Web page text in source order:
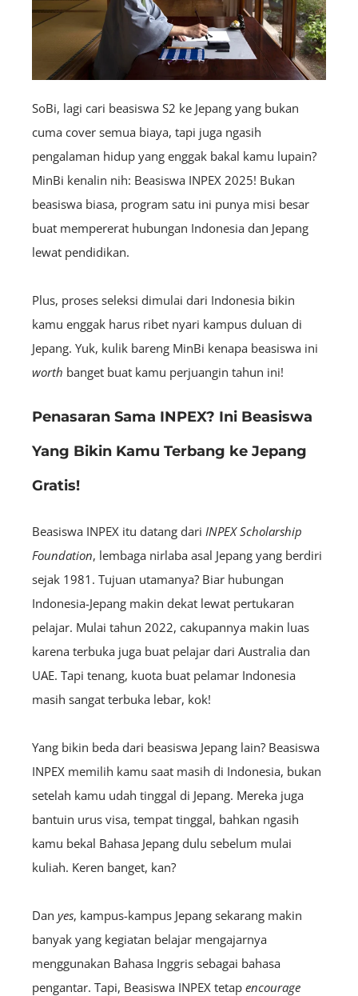
SoBi, lagi cari beasiswa S2 ke Jepang yang bukan
cuma cover semua biaya, tapi juga ngasih
pengalaman hidup yang enggak bakal kamu lupain?
MinBi kenalin nih: Beasiswa INPEX 2025! Bukan
beasiswa biasa, program satu ini punya misi besar
buat mempererat hubungan Indonesia dan Jepang
lewat pendidikan.
Plus, proses seleksi dimulai dari Indonesia bikin
kamu enggak harus ribet nyari kampus duluan di
Jepang. Yuk, kulik bareng MinBi kenapa beasiswa ini
worth banget buat kamu perjuangin tahun ini!
Penasaran Sama INPEX? Ini Beasiswa
Yang Bikin Kamu Terbang ke Jepang
Gratis!
Beasiswa INPEX itu datang dari INPEX Scholarship
Foundation, lembaga nirlaba asal Jepang yang berdiri
sejak 1981. Tujuan utamanya? Biar hubungan
Indonesia-Jepang makin dekat lewat pertukaran
pelajar. Mulai tahun 2022, cakupannya makin luas
karena terbuka juga buat pelajar dari Australia dan
UAE. Tapi tenang, kuota buat pelamar Indonesia
masih sangat terbuka lebar, kok!
Yang bikin beda dari beasiswa Jepang lain? Beasiswa
INPEX memilih kamu saat masih di Indonesia, bukan
setelah kamu udah tinggal di Jepang. Mereka juga
bantuin urus visa, tempat tinggal, bahkan ngasih
kamu bekal Bahasa Jepang dulu sebelum mulai
kuliah. Keren banget, kan?
Dan yes, kampus-kampus Jepang sekarang makin
banyak yang kegiatan belajar mengajarnya
menggunakan Bahasa Inggris sebagai bahasa
pengantar. Tapi, Beasiswa INPEX tetap encourage